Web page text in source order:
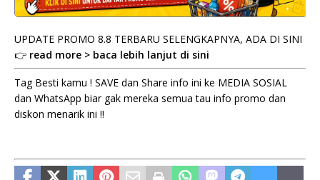
UPDATE PROMO 8.8 TERBARU SELENGKAPNYA, ADA DI SINI
👉 read more > baca lebih lanjut di sini
Tag Besti kamu ! SAVE dan Share info ini ke MEDIA SOSIAL
dan WhatsApp biar gak mereka semua tau info promo dan
diskon menarik ini !!